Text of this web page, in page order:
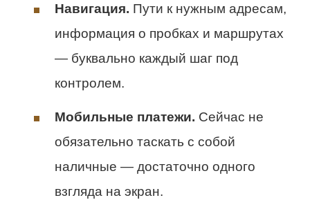
Навигация. Пути к нужным адресам,
информация о пробках и маршрутах
— буквально каждый шаг под
контролем.
Мобильные платежи. Сейчас не
обязательно таскать с собой
наличные — достаточно одного
взгляда на экран.